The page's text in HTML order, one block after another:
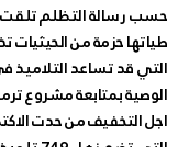
حسب رسالة التظلم
طياتها حزمة من
التي قد تساعد التلاميذ
اجل التخفيف من حدت